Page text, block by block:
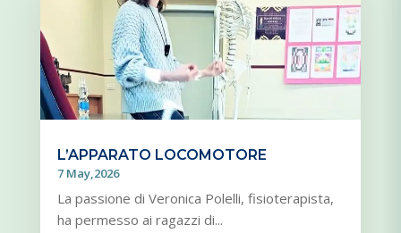
L’APPARATO LOCOMOTORE
7 May,2026
La passione di Veronica Polelli, fisioterapista,
ha permesso ai ragazzi di...